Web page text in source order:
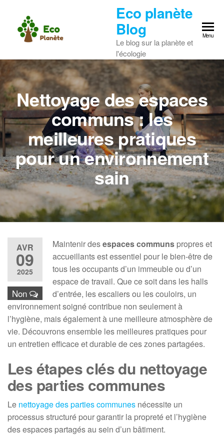
content
Eco planète
Blog
Le blog sur la planète et
l'écologie
Menu
Nettoyage des espaces
communs : les
meilleures pratiques
pour un environnement
sain
AVR
09
2025
Non
Maintenir desespaces communs propres et
accueillants est essentiel pour le bien-être de
tous les occupants d’un immeuble ou d’un
espace de travail. Que ce soit dans les halls
d’entrée, les escaliers ou les couloirs, un
environnement soigné contribue non seulement à
l’hygiène, mais également à une meilleure atmosphère de
vie. Découvrons ensemble les meilleures pratiques pour
un entretien efficace et durable de ces zones partagées.
Les étapes clés du nettoyage
des parties communes
Le nettoyage des parties communes nécessite un
processus structuré pour garantir la propreté et l’hygiène
des espaces partagés au sein d’un bâtiment.